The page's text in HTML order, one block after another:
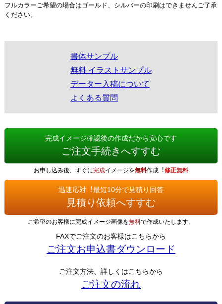
フルカラーご希望の場合はゴールド、シルバーの印刷はできませんご了承
ください。
書体サンプル
無料 イラストサンプル
データー入稿について
よくある質問
完成イメージ確認後の作成だから安心です
ご注文手続きへすすむ
お申し込み後、すぐに完成イメージを無料作成︕修正無料
迅速応対︕最短10分で見積り回答
見積り依頼へすすむ
ご希望のお客様に完成イメージ画像を無料で作成いたします。
FAXでご注文のお客様はこちらから
ご注文お申込書ダウンロード
ご注文方法、詳しくはこちらから
ご注文の流れ